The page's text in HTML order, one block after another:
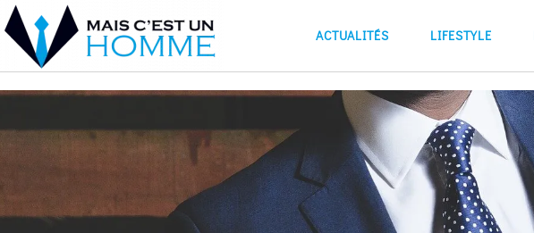
ACTUALITÉS LIFESTYLE